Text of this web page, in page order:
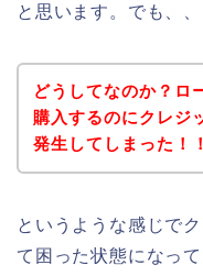
と思います。でも、、
どうしてなのか？ロ
購入するのにクレジ
発生してしまった！！
というような感じで
て困った状態になっ